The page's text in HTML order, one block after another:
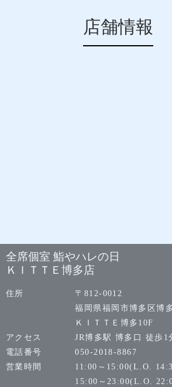
店舗情報
全席個室 鮨やハレの日
ＫＩＴＴＥ博多店
住所
〒812-0012
福岡県福岡市博多区博
ＫＩＴＴＥ博多10F
アクセス
JR博多駅 博多口 徒歩1
電話番号
050-2018-8867
営業時間
11:00～15:00(L.O.
15:00～23:00(L.O.